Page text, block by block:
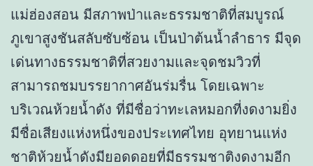
แม่ฮ่องสอน มีสภาพป่าและธรรมชาติที่สมบูรณ์
ภูเขาสูงชันสลับซับซ้อน เป็นป่าต้นน้ำลำธาร มีจุด
เด่นทางธรรมชาติที่สวยงามและจุดชมวิวที่
สามารถชมบรรยากาศอันร่มรื่น โดยเฉพาะ
บริเวณห้วยน้ำดัง ที่มีชื่อว่าทะเลหมอกที่งดงามยิ่ง
มีชื่อเสียงแห่งหนึ่งของประเทศไทย อุทยานแห่ง
ชาติห้วยน้ำดังมียอดดอยที่มีธรรมชาติงดงามอีก